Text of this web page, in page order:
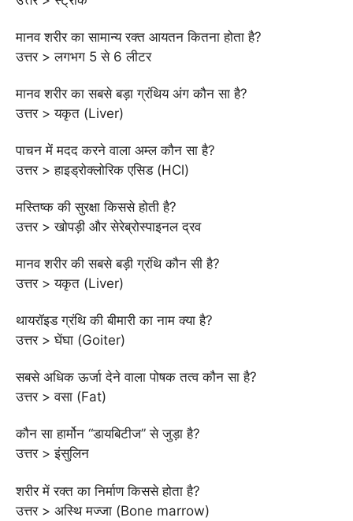
मानव शरीर का सामान्य रक्त आयतन कितना होता है?
उत्तर > लगभग 5 से 6 लीटर
मानव शरीर का सबसे बड़ा ग्रंथिय अंग कौन सा है?
उत्तर > यकृत (Liver)
पाचन में मदद करने वाला अम्ल कौन सा है?
उत्तर > हाइड्रोक्लोरिक एसिड (HCl)
मस्तिष्क की सुरक्षा किससे होती है?
उत्तर > खोपड़ी और सेरेब्रोस्पाइनल द्रव
मानव शरीर की सबसे बड़ी ग्रंथि कौन सी है?
उत्तर > यकृत (Liver)
थायरॉइड ग्रंथि की बीमारी का नाम क्या है?
उत्तर > घेंघा (Goiter)
सबसे अधिक ऊर्जा देने वाला पोषक तत्व कौन सा है?
उत्तर > वसा (Fat)
कौन सा हार्मोन “डायबिटीज” से जुड़ा है?
उत्तर > इंसुलिन
शरीर में रक्त का निर्माण किससे होता है?
उत्तर > अस्थि मज्जा (Bone marrow)